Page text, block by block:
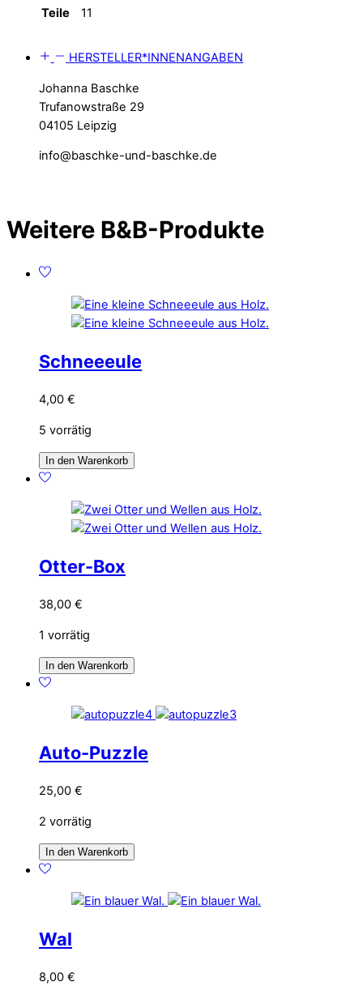
Teile 11
HERSTELLER*INNENANGABEN
Johanna Baschke
Trufanowstraße 29
04105 Leipzig
info@baschke-und-baschke.de
Weitere B&B-Produkte
Schneeeule
4,00 €
5 vorrätig
In den Warenkorb
Otter-Box
38,00 €
1 vorrätig
In den Warenkorb
Auto-Puzzle
25,00 €
2 vorrätig
In den Warenkorb
Wal
8,00 €